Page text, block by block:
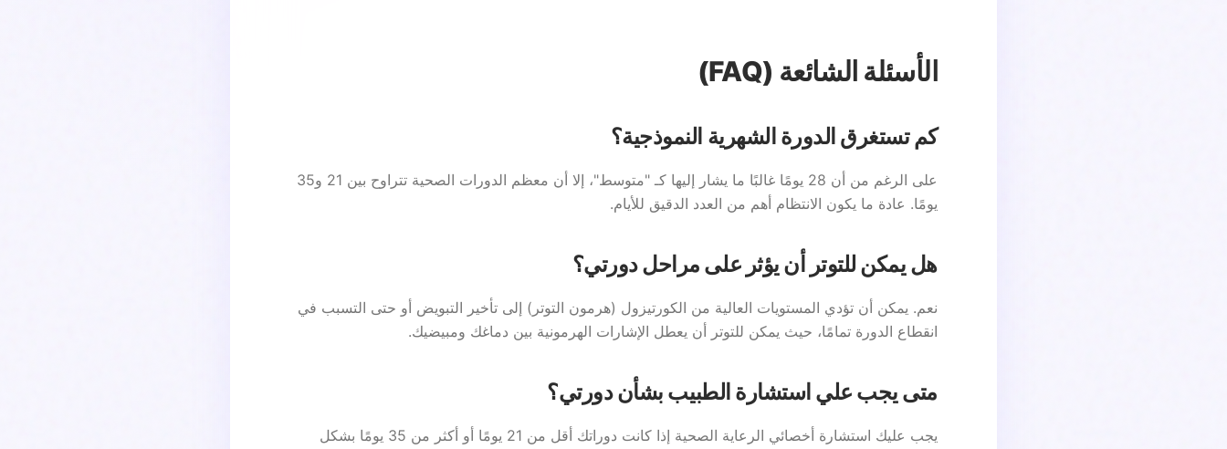
الأسئلة الشائعة (FAQ)
كم تستغرق الدورة الشهرية النموذجية؟
على الرغم من أن 28 يومًا غالبًا ما يشار إليها كـ "متوسط"، إلا أن معظم الدورات الصحية تتراوح بين 21 و35
يومًا. عادة ما يكون الانتظام أهم من العدد الدقيق للأيام.
هل يمكن للتوتر أن يؤثر على مراحل دورتي؟
نعم. يمكن أن تؤدي المستويات العالية من الكورتيزول (هرمون التوتر) إلى تأخير التبويض أو حتى التسبب في
انقطاع الدورة تمامًا، حيث يمكن للتوتر أن يعطل الإشارات الهرمونية بين دماغك ومبيضيك.
متى يجب علي استشارة الطبيب بشأن دورتي؟
يجب عليك استشارة أخصائي الرعاية الصحية إذا كانت دوراتك أقل من 21 يومًا أو أكثر من 35 يومًا بشكل